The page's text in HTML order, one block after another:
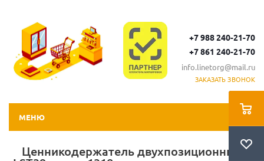
+7 988 240-21-70
+7 861 240-21-70
info.linetorg@mail.ru
ЗАКАЗАТЬ ЗВОНОК
МЕНЮ
Ценникодержатель двухпозиционный